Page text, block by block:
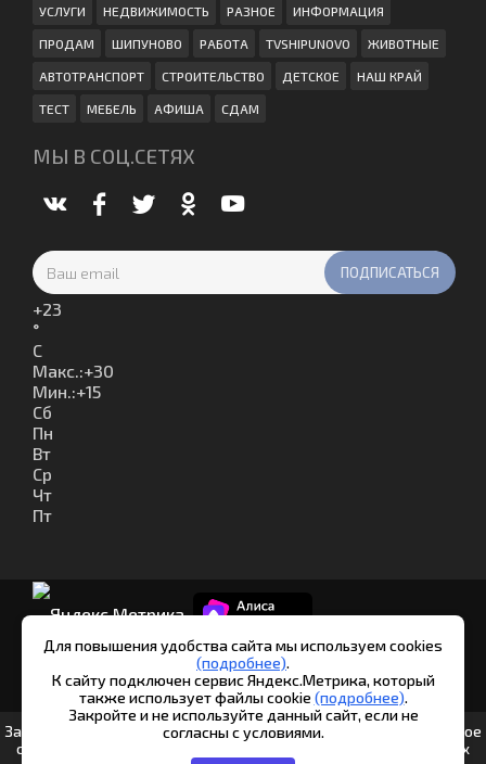
УСЛУГИ НЕДВИЖИМОСТЬ РАЗНОЕ ИНФОРМАЦИЯ
ПРОДАМ ШИПУНОВО РАБОТА TVSHIPUNOVO ЖИВОТНЫЕ
АВТОТРАНСПОРТ СТРОИТЕЛЬСТВО ДЕТСКОЕ НАШ КРАЙ
ТЕСТ МЕБЕЛЬ АФИША СДАМ
МЫ В СОЦ.СЕТЯХ
+23
°
C
Макс.:+30
Мин.:+15
Сб
Пн
Вт
Ср
Чт
Пт
© Шипуново инфо. 2013-2026
Для повышения удобства сайта мы используем cookies
(подробнее).
К сайту подключен сервис Яндекс.Метрика, который
также использует файлы cookie (подробнее).
Закройте и не используйте данный сайт, если не
согласны с условиями.
Заполняя любые формы на данном сайте вы подтверждаете свое
совершеннолетие и соглашаетесь на обработку персональных